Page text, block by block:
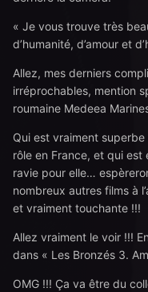
« Je vous trouve très
d’humanité, d’amour et
Allez, mes derniers
irréprochables, mention
roumaine Medeea
Qui est vraiment
rôle en France, et qui est
ravie pour elle…
nombreux autres films à
et vraiment touchante !!!
Allez vraiment le voir !!!
dans « Les Bronzés 3.
OMG !!! Ça va être du